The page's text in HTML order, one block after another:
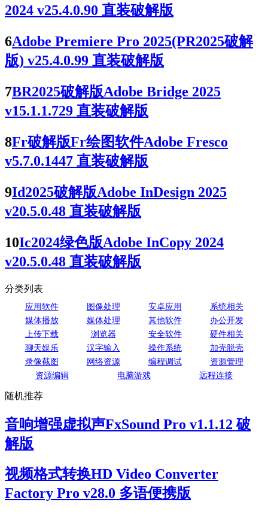
2024 v25.4.0.90 直装破解版
6Adobe Premiere Pro 2025(PR2025破解
版) v25.4.0.99 直装破解版
7BR2025破解版Adobe Bridge 2025
v15.1.1.729 直装破解版
8Fr破解版Fr绘图软件Adobe Fresco
v5.7.0.1447 直装破解版
9Id2025破解版Adobe InDesign 2025
v20.5.0.48 直装破解版
10Ic2024绿色版Adobe InCopy 2024
v20.5.0.48 直装破解版
分类列表
应用软件 图像处理 安卓应用
系统相关
媒体播放
媒体处理 其他软件
办公开发
上传下载
浏览器 安全软件
硬件相关
聊天娱乐
汉字输入 操作系统
加壳脱壳
录像截图
网络资源 编程调试
资源管理
资源编辑
电脑游戏 远程连接
随机推荐
音响增强虚拟声FxSound Pro v1.1.12 破
解版
视频格式转换HD Video Converter
Factory Pro v28.0 多语便携版